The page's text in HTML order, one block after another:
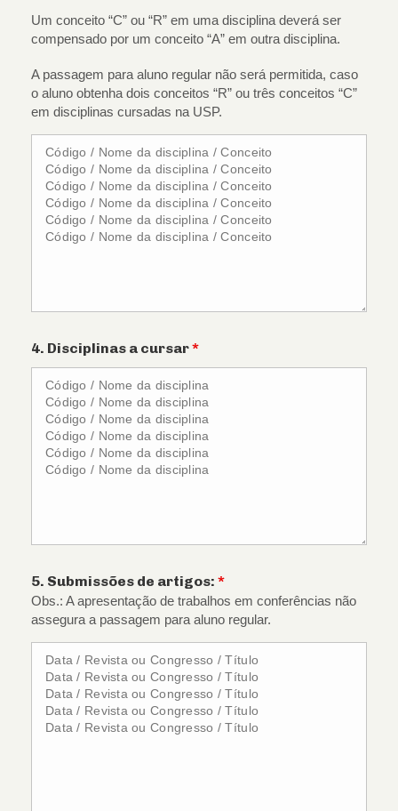
Um conceito “C” ou “R” em uma disciplina deverá ser
compensado por um conceito “A” em outra disciplina.
A passagem para aluno regular não será permitida, caso
o aluno obtenha dois conceitos “R” ou três conceitos “C”
em disciplinas cursadas na USP.
4. Disciplinas a cursar*
5. Submissões de artigos: *
Obs.: A apresentação de trabalhos em conferências não
assegura a passagem para aluno regular.